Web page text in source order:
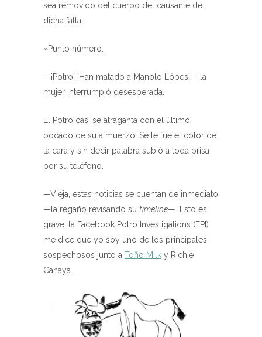
sea removido del cuerpo del causante de
dicha falta.
»Punto número…
—¡Potro! ¡Han matado a Manolo Lópes! —la
mujer interrumpió desesperada.
El Potro casi se atraganta con el último
bocado de su almuerzo. Se le fue el color de
la cara y sin decir palabra subió a toda prisa
por su teléfono.
—Vieja, estas noticias se cuentan de inmediato
—la regañó revisando su timeline—. Esto es
grave, la Facebook Potro Investigations (FPI)
me dice que yo soy uno de los principales
sospechosos junto a Toño Milk y Richie
Canaya.